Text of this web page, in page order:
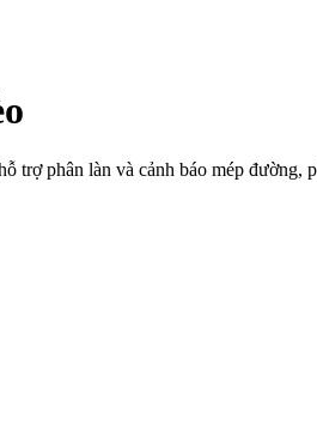
trợ phân làn và cảnh báo mép